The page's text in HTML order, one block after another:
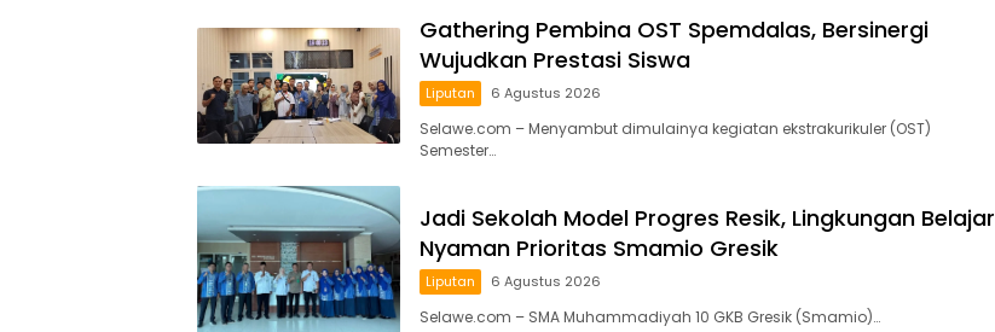
Gathering Pembina OST Spemdalas, Bersinergi
Wujudkan Prestasi Siswa
Liputan 6 Agustus 2026
Selawe.com – Menyambut dimulainya kegiatan ekstrakurikuler (OST)
Semester…
Jadi Sekolah Model Progres Resik, Lingkungan Belajar
Nyaman Prioritas Smamio Gresik
Liputan 6 Agustus 2026
Selawe.com – SMA Muhammadiyah 10 GKB Gresik (Smamio)…